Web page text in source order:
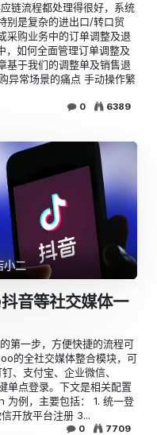
链流程都处理得很好，系统
别是复杂的进出口/转口贸
采购业务中的订单调整及退
，如何全面管理订单调整及
基于我们的调整单及销售退
异常场景的痛点 手动操作繁
0 6389
小二
音等社交媒体一
第一步，方便快捷的流程可
的全社交媒体整合模块，可
、支付宝、企业微信、
点登录。下文是相关配置
例，主要包括： 1. 统一登
开放平台注册 3...
0 7709